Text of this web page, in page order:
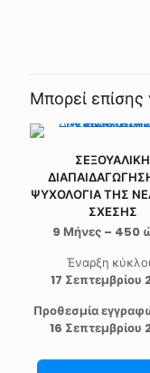
Μπορεί
ΣΕΞΟΥΑΛΙΚΗ
ΨΥΧΟΛΟΓΙΑ ΤΗΣ
ΣΧΕΣΗΣ
9 Μήνες – 450
Έναρξη
17 Σεπτεμβρίου
Προθεσμία
16 Σεπτεμβρίου